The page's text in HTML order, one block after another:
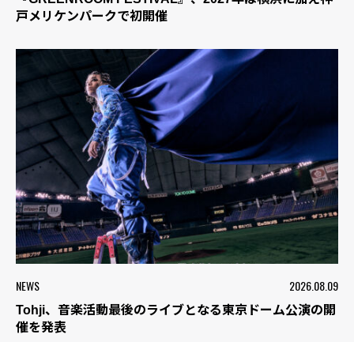
戸メリケンパークで初開催
NEWS 2026.08.09
Tohji、音楽活動最後のライブとなる東京ドーム公演の開
催を発表